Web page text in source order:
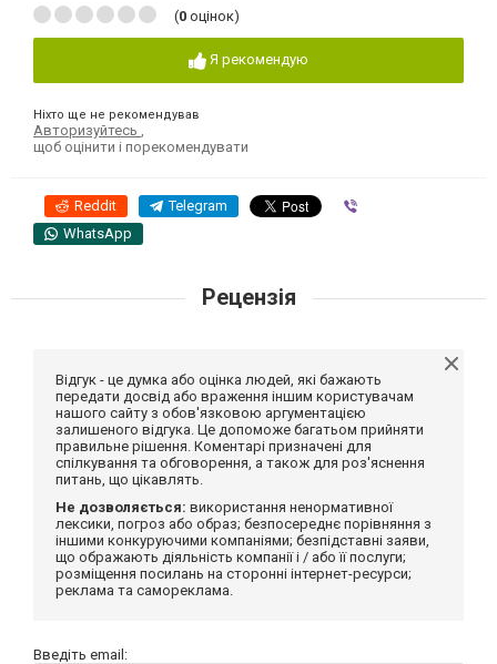
(0 оцінок)
Я рекомендую
Ніхто ще не рекомендував
Авторизуйтесь
щоб оцінити і порекомендувати
Reddit Telegram
WhatsApp
Рецензія
Відгук - це думка або оцінка людей, які бажають
передати досвід або враження іншим користувачам
нашого сайту з обов'язковою аргументацією
залишеного відгука. Це допоможе багатьом прийняти
правильне рішення. Коментарі призначені для
спілкування та обговорення, а також для роз'яснення
питань, що цікавлять.
Не дозволяється: використання ненормативної
лексики, погроз або образ; безпосереднє порівняння з
іншими конкуруючими компаніями; безпідставні заяви,
що ображають діяльність компанії і / або її послуги;
розміщення посилань на сторонні інтернет-ресурси;
реклама та самореклама.
Введіть email: